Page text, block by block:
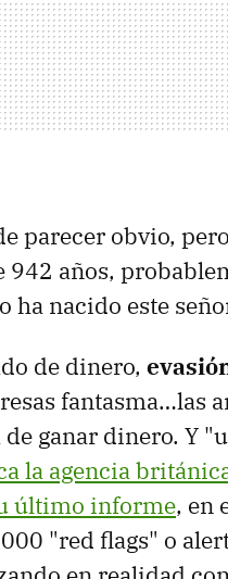
parecer obvio,
942 años,
ha nacido este
de dinero,
fantasma…las
de ganar dinero. Y
la agencia
último informe, en
"red flags" o